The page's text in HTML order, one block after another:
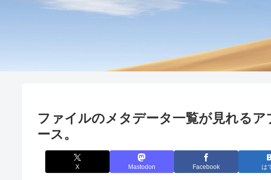
ファイルのメタデータ一覧が見れる
ース。
X Mastodon Facebook は